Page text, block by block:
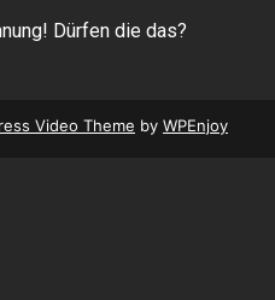
Dürfen die das?
Video Theme by WPEnjoy